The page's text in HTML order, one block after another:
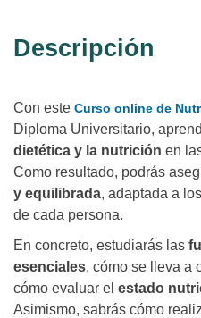
Descripción
Con este Curso online de
Diploma Universitario,
dietética y la nutrición en
Como resultado, podrás
y equilibrada, adaptada a
de cada persona.
En concreto, estudiarás las
esenciales, cómo se lleva a
cómo evaluar el estado
Asimismo, sabrás cómo